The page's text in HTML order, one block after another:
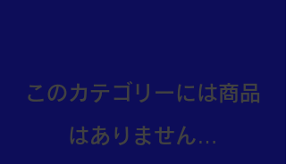
このカテゴリーには商品
はありません…